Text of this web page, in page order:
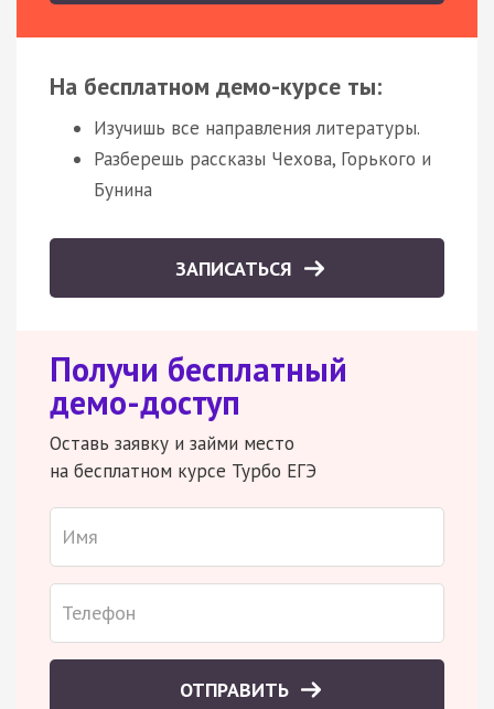
На бесплатном демо-курсе ты:
Изучишь все направления литературы.
Разберешь рассказы Чехова, Горького и
Бунина
ЗАПИСАТЬСЯ
Получи бесплатный
демо-доступ
Оставь заявку и займи место
на бесплатном курсе Турбо ЕГЭ
ОТПРАВИТЬ